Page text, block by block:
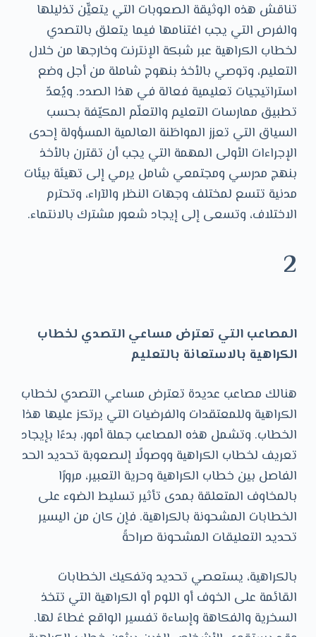
تناقش هذه الوثيقة الصعوبات التي يتعيّّن تذليلها
والفرص التي يجب اغتنامها فيما يتعلق بالتصدي
لخطاب الكراهية عبر شبكة الإنترنت وخارجها من خلال
التعليم، وتوصي بالأخذ بنهوج شاملة من أجل وضع
استراتيجيات تعليمية فعالة في هذا الصدد. ويُعدّ
تطبيق ممارسات التعليم والتعلّم المكيّفة بحسب
السياق التي تعزز المواطَنة العالمية المسؤولة إحدى
الإجراءات الأولى المهمة التي يجب أن تقترن بالأخذ
بنهج مدرسي ومجتمعي شامل يرمي إلى تهيئة بيئات
مدنية تتسع لمختلف وجهات النظر والآراء، وتحترم
الاختلاف، وتسعى إلى إيجاد شعور مشترك بالانتماء.
2
المصاعب التي تعترض مساعي التصدي لخطاب
الكراهية بالاستعانة بالتعليم
هنالك مصاعب عديدة تعترض مساعي التصدي لخطاب
الكراهية وللمعتقدات والفرضيات التي يرتكز عليها هذا
الخطاب. وتشمل هذه المصاعب جملة أمور، بدءًا بإيجاد
تعريف لخطاب الكراهية ووصولًا إلىصعوبة تحديد الحد
الفاصل بين خطاب الكراهية وحرية التعبير، مرورًا
بالمخاوف المتعلقة بمدى تأثير تسليط الضوء على
الخطابات المشحونة بالكراهية. فإن كان من اليسير
تحديد التعليقات المشحونة صراحةً
بالكراهية، يستعصي تحديد وتفكيك الخطابات
القائمة على الخوف أو اللوم أو الكراهية التي تتخذ
السخرية والفكاهة وإساءة تفسير الواقع غطاءً لها.